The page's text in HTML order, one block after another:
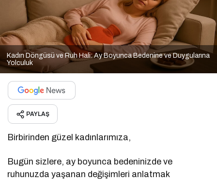
Kadın Döngüsü ve Ruh Hali: Ay Boyunca Bedenine ve Duygularına
Yolculuk
PAYLAŞ
Birbirinden güzel kadınlarımıza,
Bugün sizlere, ay boyunca bedeninizde ve
ruhunuzda yaşanan değişimleri anlatmak